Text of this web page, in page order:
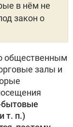
в нём не
закон о
общественным
залы и
т. п.)